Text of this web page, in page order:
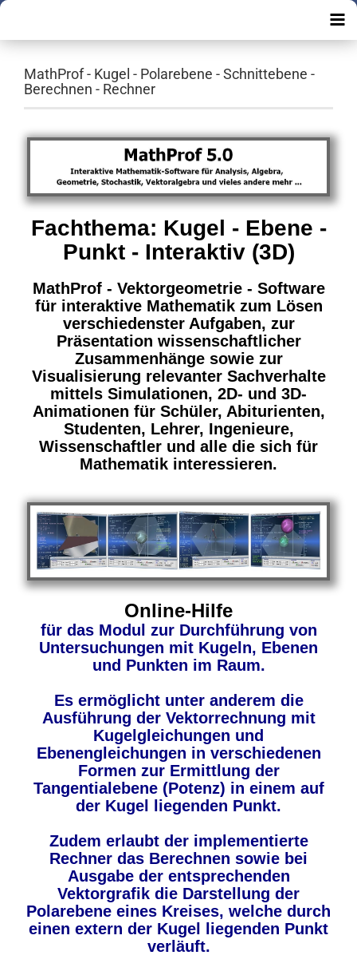
MathProf - Kugel - Polarebene - Schnittebene -
Berechnen - Rechner
Fachthema: Kugel - Ebene -
Punkt - Interaktiv (3D)
MathProf - Vektorgeometrie - Software
für interaktive Mathematik zum Lösen
verschiedenster Aufgaben, zur
Präsentation wissenschaftlicher
Zusammenhänge sowie zur
Visualisierung relevanter Sachverhalte
mittels Simulationen, 2D- und 3D-
Animationen für Schüler, Abiturienten,
Studenten, Lehrer, Ingenieure,
Wissenschaftler und alle die sich für
Mathematik interessieren.
Online-Hilfe
für das Modul zur Durchführung von
Untersuchungen mit Kugeln, Ebenen
und Punkten im Raum.
Es ermöglicht unter anderem die
Ausführung der Vektorrechnung mit
Kugelgleichungen und
Ebenengleichungen in verschiedenen
Formen zur Ermittlung der
Tangentialebene (Potenz) in einem auf
der Kugel liegenden Punkt.
Zudem erlaubt der implementierte
Rechner das Berechnen sowie bei
Ausgabe der entsprechenden
Vektorgrafik die Darstellung der
Polarebene eines Kreises, welche durch
einen extern der Kugel liegenden Punkt
verläuft.